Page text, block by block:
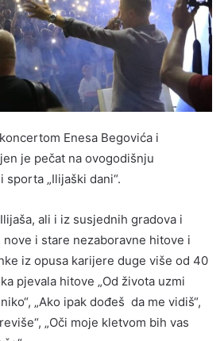
Enesa Begovića i
je pečat na ovogodišnju
„Ilijaški dani“.
ali i iz susjednih gradova i
i stare nezaboravne hitove i
iz opusa karijere duge više od 40
pjevala hitove „Od života uzmi
„Ako ipak dođeš da me vidiš“,
„Oči moje kletvom bih vas